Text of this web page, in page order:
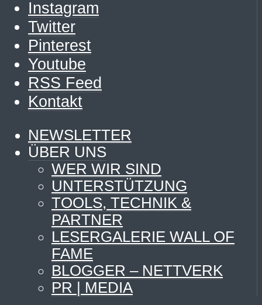
Instagram
Twitter
Pinterest
Youtube
RSS Feed
Kontakt
NEWSLETTER
ÜBER UNS
WER WIR SIND
UNTERSTÜTZUNG
TOOLS, TECHNIK &
PARTNER
LESERGALERIE WALL OF
FAME
BLOGGER – NETTVERK
PR | MEDIA